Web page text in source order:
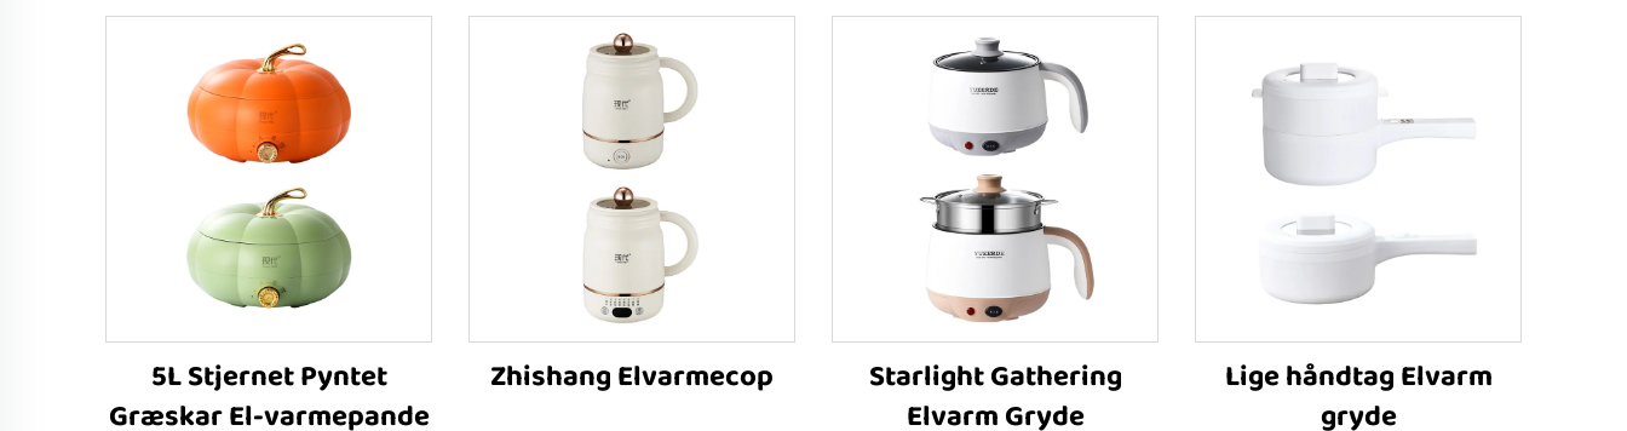
5L Stjernet Pyntet
Græskar El-varmepande
Zhishang Elvarmecop
Starlight Gathering
Elvarm Gryde
Lige håndtag Elvarm
gryde